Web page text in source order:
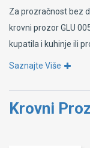
Za prozračnost bez
krovni prozor GLU
kupatila i kuhinje ili
Saznajte Više
Krovni